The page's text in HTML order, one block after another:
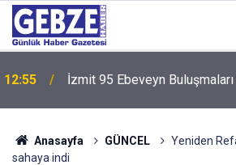
12:55 İzmit 95 Ebeveyn Buluşmaları
Anasayfa GÜNCEL
Yeniden
sahaya indi